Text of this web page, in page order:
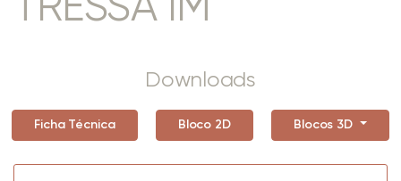
TRESSA IM
Downloads
Ficha Técnica Bloco 2D Blocos 3D